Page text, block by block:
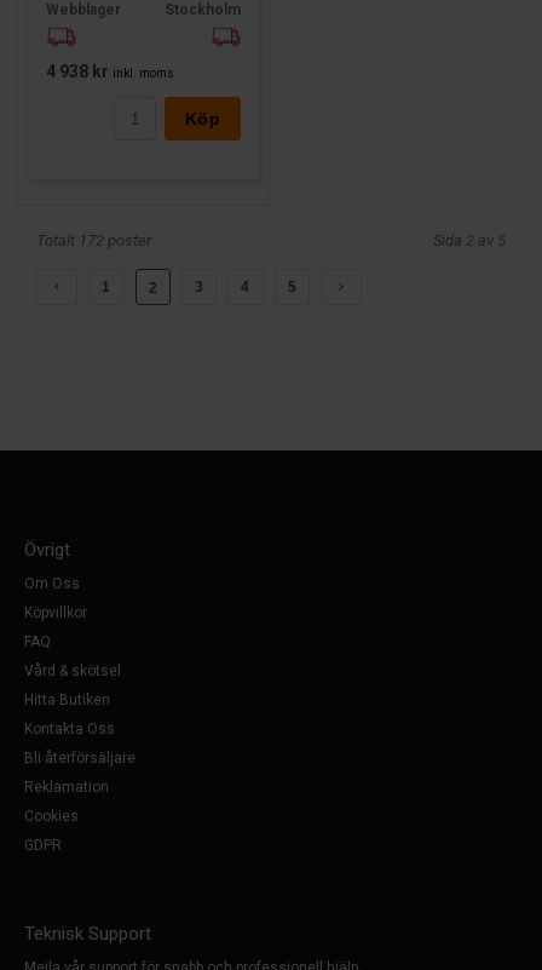
Webblager
Stockholm
4 938 kr inkl. moms
Köp
Totalt 172 poster Sida 2 av 5
1 2 3 4 5
Övrigt
Om Oss
Köpvillkor
FAQ
Vård & skötsel
Hitta Butiken
Kontakta Oss
Bli återförsäljare
Reklamation
Cookies
GDPR
Teknisk Support